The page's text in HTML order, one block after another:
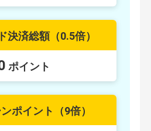
決済総額（0.5倍）
ポイント
ポイント （9倍）